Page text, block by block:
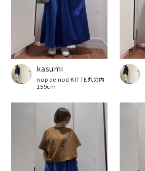
kasumi
nop de nod KITTE丸の内
159cm